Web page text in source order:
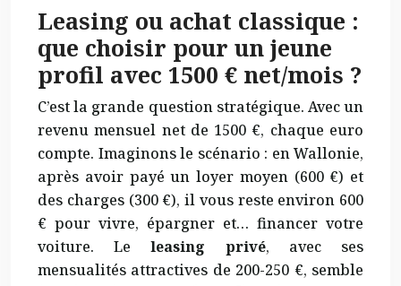
Leasing ou achat classique :
que choisir pour un jeune
profil avec 1500 € net/mois ?
C’est la grande question stratégique. Avec un
revenu mensuel net de 1500 €, chaque euro
compte. Imaginons le scénario : en Wallonie,
après avoir payé un loyer moyen (600 €) et
des charges (300 €), il vous reste environ 600
€ pour vivre, épargner et… financer votre
voiture. Leleasing privé, avec ses
mensualités attractives de 200-250 €, semble